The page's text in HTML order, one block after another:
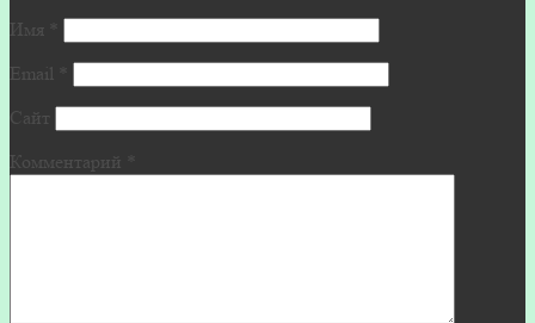
Имя
Email
Сайт
Комментарий